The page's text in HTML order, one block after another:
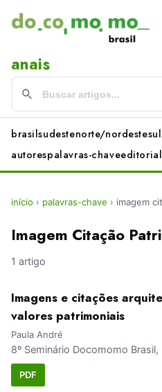
anais
brasilsudestenorte/nordestesul
autorespalavras-chaveeditorial
início › palavras-chave › imagem
Imagem Citação
1 artigo
Imagens e citações
valores patrimoniais
Paula André
8º Seminário Docomomo
PDF